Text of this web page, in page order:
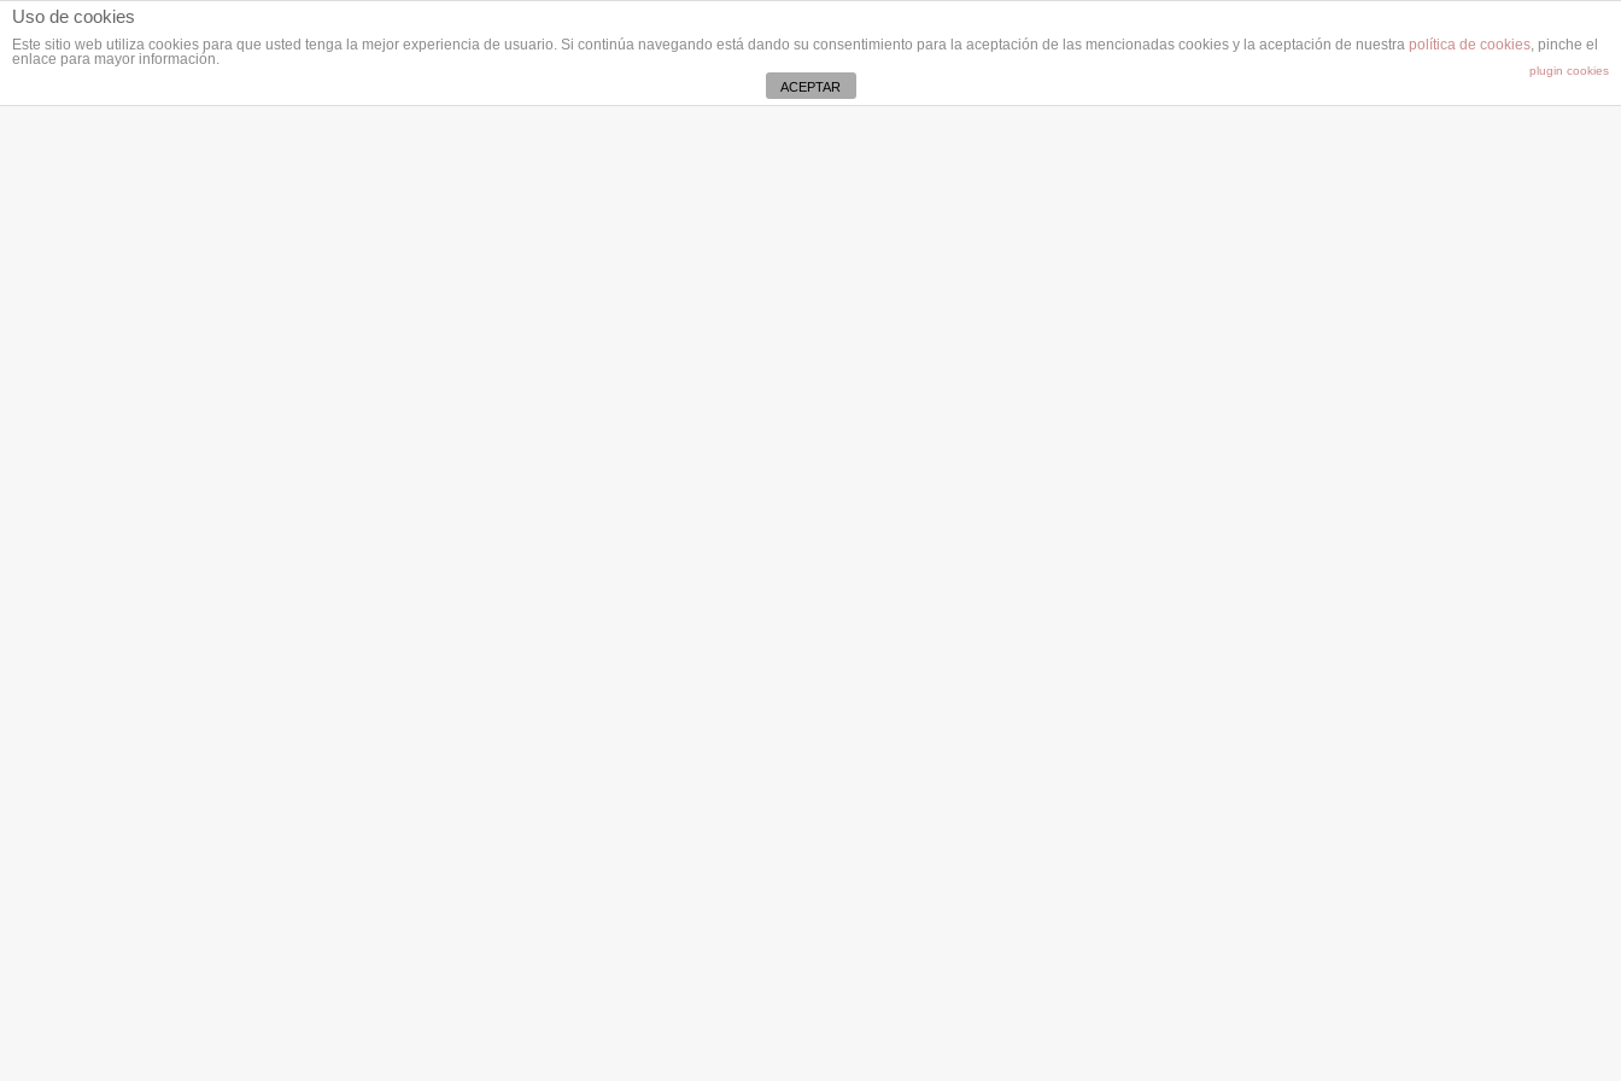
Uso de cookies
Este sitio web utiliza cookies para que usted tenga la mejor experiencia de usuario. Si continúa navegando está dando su consentimiento para la aceptación de las mencionadas cookies y la aceptación de nuestra política de cookies, pinche el
enlace para mayor información.
plugin cookies
ACEPTAR